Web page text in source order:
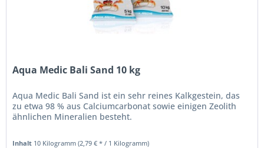
Aqua Medic Bali Sand 10 kg
Aqua Medic Bali Sand ist ein sehr reines Kalkgestein, das
zu etwa 98 % aus Calciumcarbonat sowie einigen Zeolith
ähnlichen Mineralien besteht.
Inhalt 10 Kilogramm(2,79 € * / 1 Kilogramm)